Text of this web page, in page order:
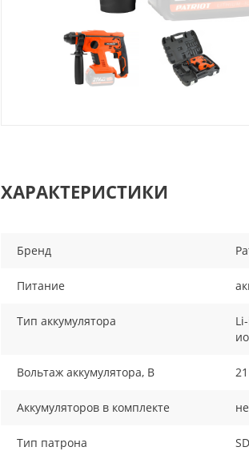
ХАРАКТЕРИСТИКИ
Бренд
Питание
Тип аккумулятора
Вольтаж аккумулятора, В 21
Аккумуляторов в комплекте
Тип патрона